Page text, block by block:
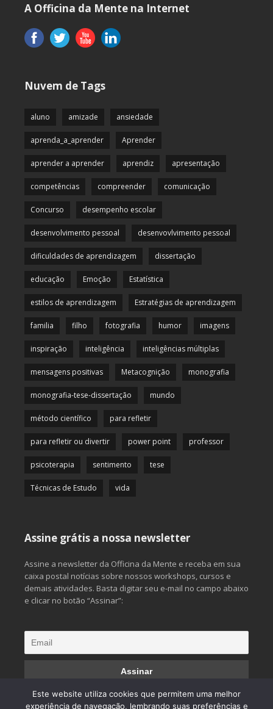
A Officina da Mente na Internet
Nuvem de Tags
aluno amizade ansiedade
aprenda_a_aprender Aprender
aprender a aprender aprendiz apresentação
competências compreender comunicação
Concurso desempenho escolar
desenvolvimento pessoal desenvovlvimento pessoal
dificuldades de aprendizagem dissertação
educação Emoção Estatística
estilos de aprendizagem Estratégias de aprendizagem
familia filho fotografia humor imagens
inspiração inteligência inteligências múltiplas
mensagens positivas Metacognição monografia
monografia-tese-dissertação mundo
método científico para refletir
para refletir ou divertir power point professor
psicoterapia sentimento tese
Técnicas de Estudo vida
Assine grátis a nossa newsletter
Assine a newsletter da Officina da Mente e receba em sua
caixa postal notícias sobre nossos workshops, cursos e
demais atividades. Basta digitar seu e-mail no campo abaixo
e clicar no botão “Assinar”:
Este website utiliza cookies que permitem uma melhor
experiência de navegação, lembrando suas preferências e